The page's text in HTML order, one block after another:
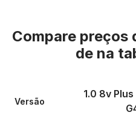
Compare preços
de na
Versão
1.0 8v